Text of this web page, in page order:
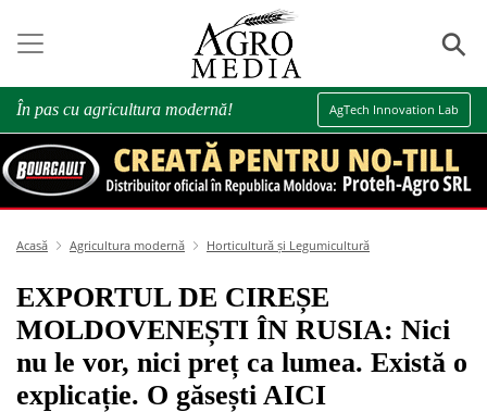
⚲
În pas cu agricultura modernă! AgTech Innovation Lab
Acasă Agricultura modernă Horticultură și Legumicultură
EXPORTUL DE CIREȘE
MOLDOVENEȘTI ÎN RUSIA: Nici
nu le vor, nici preț ca lumea. Există o
explicație. O găsești AICI